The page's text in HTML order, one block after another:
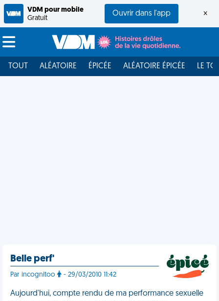
VDM pour mobile
Gratuit
Ouvrir dans l'app ×
TOUT ALÉATOIRE ÉPICÉE ALÉATOIRE ÉPICÉE LE
Belle perf'
Par incognitoo - 29/03/2010 11:42
Aujourd'hui, compte rendu de ma performance sexuelle